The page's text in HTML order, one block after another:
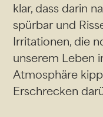
klar, dass darin
spürbar und
Irritationen, die
unserem Leben
Atmosphäre
Erschrecken